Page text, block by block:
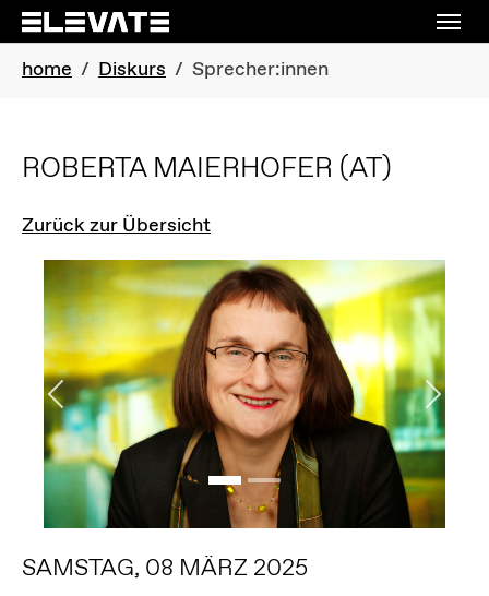
Skip to main navigation
Skip to main content
Skip to page footer
You are here:
home Diskurs Sprecher:innen
ROBERTA MAIERHOFER (AT)
Zurück zur Übersicht
Previous Next
SAMSTAG, 08 MÄRZ 2025